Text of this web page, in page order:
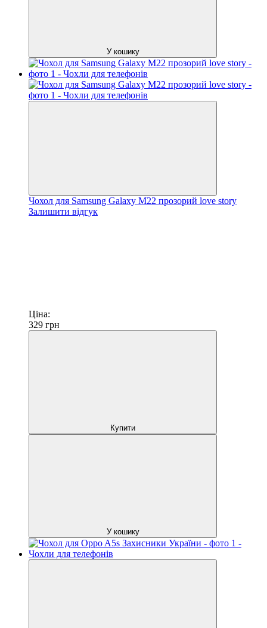
У кошику
Чохол для Samsung Galaxy M22 прозорий love story
Залишити відгук
Ціна:
329 грн
Купити
У кошику